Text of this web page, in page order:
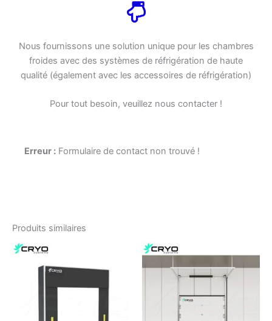
Nous fournissons une solution unique pour les chambres
froides avec des systèmes de réfrigération de haute
qualité (également avec les accessoires de réfrigération)
Pour tout besoin, veuillez nous contacter !
Erreur : Formulaire de contact non trouvé !
Produits similaires